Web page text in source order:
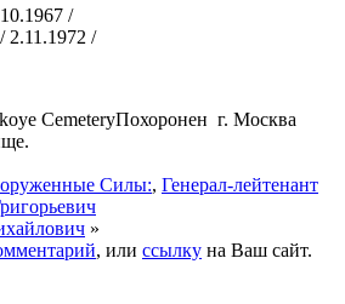
/
2.11.1972 /
Похоронен г. Москва
Силы:, Генерал-лейтенант
»
, или ссылку на Ваш сайт.